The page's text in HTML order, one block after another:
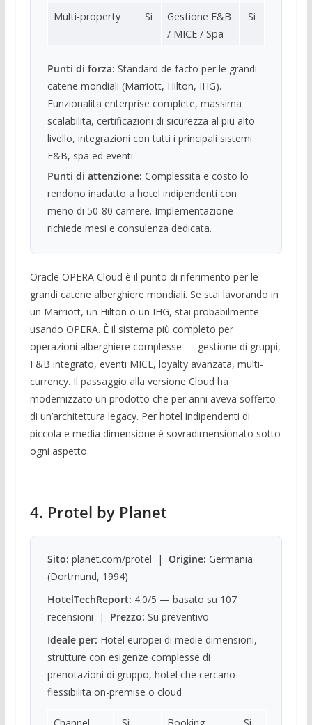
Multi-property Si
Gestione F&B
/ MICE / Spa
Si
Punti di forza: Standard de facto per le grandi
catene mondiali (Marriott, Hilton, IHG).
Funzionalita enterprise complete, massima
scalabilita, certificazioni di sicurezza al piu alto
livello, integrazioni con tutti i principali sistemi
F&B, spa ed eventi.
Punti di attenzione: Complessita e costo lo
rendono inadatto a hotel indipendenti con
meno di 50-80 camere. Implementazione
richiede mesi e consulenza dedicata.
Oracle OPERA Cloud è il punto di riferimento per le
grandi catene alberghiere mondiali. Se stai lavorando in
un Marriott, un Hilton o un IHG, stai probabilmente
usando OPERA. È il sistema più completo per
operazioni alberghiere complesse — gestione di gruppi,
F&B integrato, eventi MICE, loyalty avanzata, multi-
currency. Il passaggio alla versione Cloud ha
modernizzato un prodotto che per anni aveva sofferto
di un’architettura legacy. Per hotel indipendenti di
piccola e media dimensione è sovradimensionato sotto
ogni aspetto.
4. Protel by Planet
Sito: planet.com/protel | Origine: Germania
(Dortmund, 1994)
HotelTechReport: 4.0/5 — basato su 107
recensioni | Prezzo: Su preventivo
Ideale per: Hotel europei di medie dimensioni,
strutture con esigenze complesse di
prenotazioni di gruppo, hotel che cercano
flessibilita on-premise o cloud